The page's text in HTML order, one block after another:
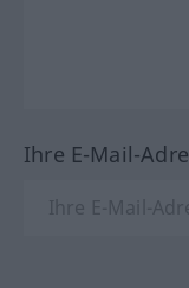
Ihre E-Mail-